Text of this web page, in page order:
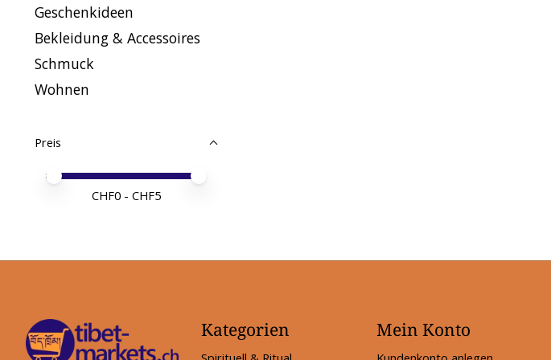
Geschenkideen
Bekleidung & Accessoires
Schmuck
Wohnen
Preis
Preis – Mindestwert
Price maximum value
CHF0 - CHF5
Kategorien Mein Konto